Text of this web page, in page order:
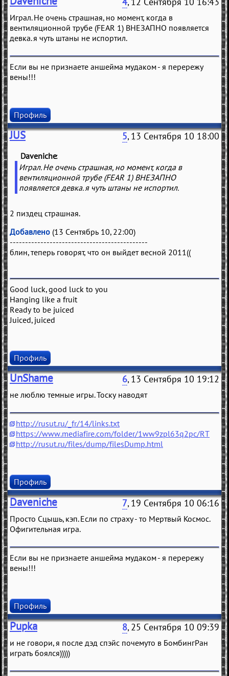
Играл. Не очень страшная, но момент, когда в
вентиляционной трубе (FEAR 1) ВНЕЗАПНО появляется
девка. я чуть штаны не испортил.
Если вы не признаете аншейма мудаком - я перережу
вены!!!
Профиль
JUS 5, 13 Сентября 10 18:00
Daveniche
Играл. Не очень страшная, но момент, когда в
вентиляционной трубе (FEAR 1) ВНЕЗАПНО
появляется девка. я чуть штаны не испортил.
2 пиздец страшная.
Добавлено (13 Сентябрь 10, 22:00)
---------------------------------------------
блин, теперь говорят, что он выйдет весной 2011((
Good luck, good luck to you
Hanging like a fruit
Ready to be juiced
Juiced, juiced
Профиль
UnShame 6, 13 Сентября 10 19:12
не люблю темные игры. Тоску наводят
http://rusut.ru/_fr/14/links.txt
https://www.mediafire.com/folder/1ww9zpl63q2pc/RT
http://rusut.ru/files/dump/filesDump.html
Профиль
Daveniche 7, 19 Сентября 10 06:16
Просто Сцышь, кэп. Если по страху - то Мертвый Космос.
Офигительная игра.
Если вы не признаете аншейма мудаком - я перережу
вены!!!
Профиль
Pupka 8, 25 Сентября 10 09:39
и не говори, я после дэд спэйс почемуто в БомбингРан
играть боялся)))))